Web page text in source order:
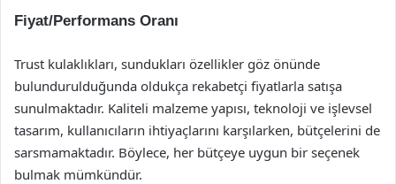
Fiyat/Performans Oranı
Trust kulaklıkları, sundukları özellikler göz önünde
bulundurulduğunda oldukça rekabetçi fiyatlarla satışa
sunulmaktadır. Kaliteli malzeme yapısı, teknoloji ve işlevsel
tasarım, kullanıcıların ihtiyaçlarını karşılarken, bütçelerini de
sarsmamaktadır. Böylece, her bütçeye uygun bir seçenek
bulmak mümkündür.